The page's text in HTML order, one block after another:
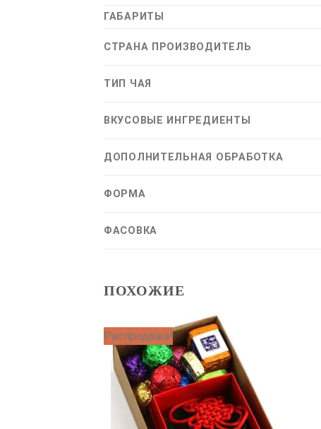
ГАБАРИТЫ
СТРАНА ПРОИЗВОДИТЕЛЬ
ТИП ЧАЯ
ВКУСОВЫЕ ИНГРЕДИЕНТЫ
ДОПОЛНИТЕЛЬНАЯ ОБРАБОТКА
ФОРМА
ФАСОВКА
ПОХОЖИЕ
Распродажа!